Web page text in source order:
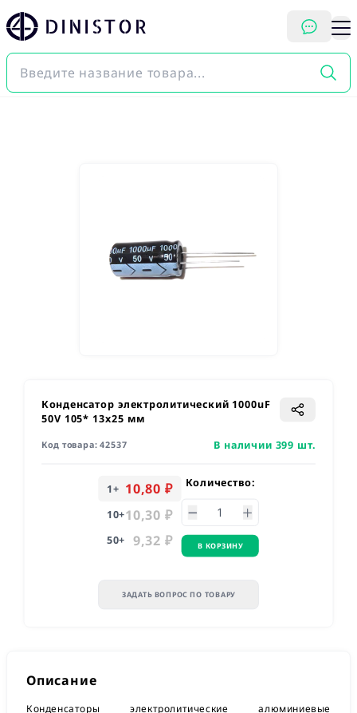
DINISTOR
Конденсатор электролитический 1000uF
50V 105* 13x25 мм
Код товара:42537 В наличии 399 шт.
1+ 10,80 ₽
10+10,30 ₽
50+ 9,32 ₽
Количество:
В КОРЗИНУ
ЗАДАТЬ ВОПРОС ПО ТОВАРУ
Описание
Конденсаторы электролитические алюминиевые